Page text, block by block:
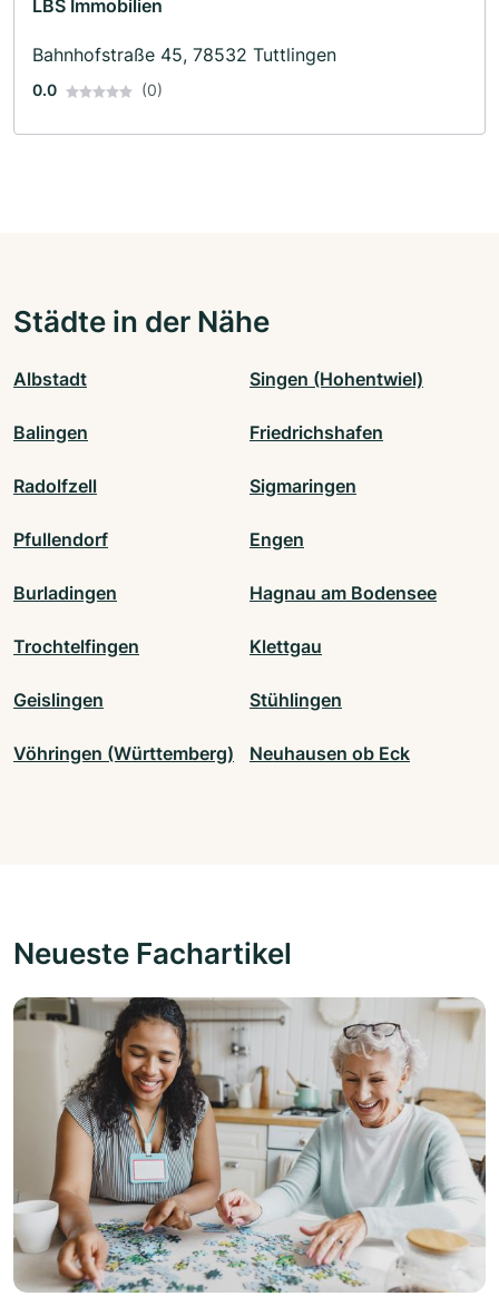
LBS Immobilien
Bahnhofstraße 45, 78532 Tuttlingen
0.0 (0)
Städte in der Nähe
Albstadt Singen (Hohentwiel)
Balingen Friedrichshafen
Radolfzell Sigmaringen
Pfullendorf Engen
Burladingen Hagnau am Bodensee
Trochtelfingen Klettgau
Geislingen Stühlingen
Vöhringen (Württemberg) Neuhausen ob Eck
Neueste Fachartikel